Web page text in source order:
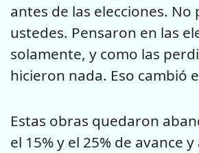
antes de las elecciones. No
ustedes. Pensaron en las
solamente, y como las
hicieron nada. Eso cambió
Estas obras quedaron
el 15% y el 25% de avance